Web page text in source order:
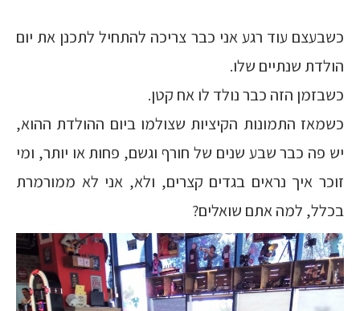
כשבעצם עוד רגע אני כבר צריכה להתחיל לתכנן את יום
הולדת שנתיים שלו.
כשבזמן הזה כבר נולד לו אח קטן.
כשמאז התמונות הקיציות שצולמו ביום ההולדת ההוא,
יש פה כבר שבע שנים של חורף וגשם, פחות או יותר, ומי
זוכר איך נראים בגדים קצרים, ולא, אני לא ממורמרת
בכלל, למה אתם שואלים?